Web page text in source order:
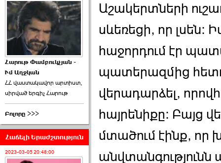
«Ժողովուրդ»-ը
հերթական ›››
2026-06-21 23:00:00
armlur.ՔՊ-ի ներսում
սպասում են ›››
Հարութ Փամբուկչյան -
Ւմ Աղջկան
ՀՀ վաստակավոր արտիստ,
սիրված երգիչ Հարութ
Բոլորը >>>
Հաճելի Երաժշտություն
2023-03-05 20:48:00
Աշակերտների
սևեռեցի, որ լսեն։
հաջորդում էր
պատերազմից
վերադարձել,
հայրենիքը։ Բայց
մտածում էինք,
անվտանգությունն